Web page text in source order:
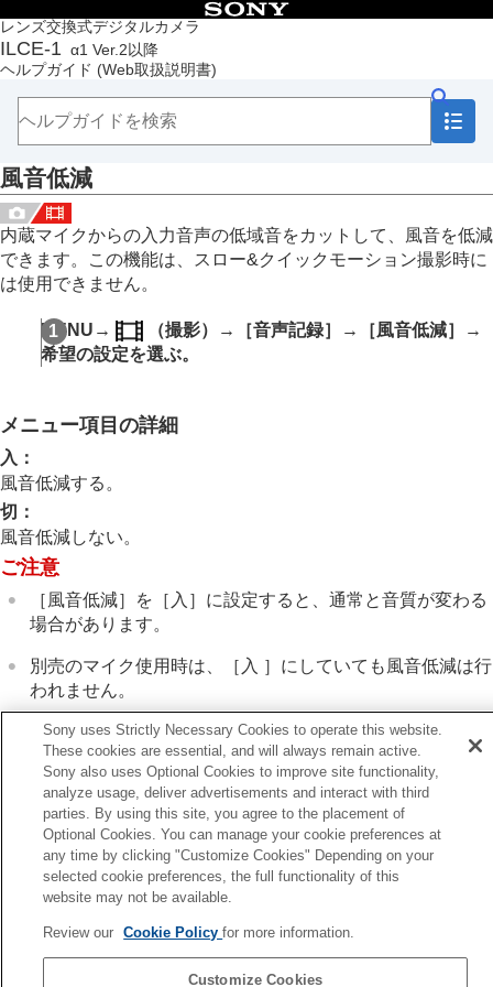
レンズ交換式デジタルカメラ
ILCE-1 α1 Ver.2以降
ヘルプガイド (Web取扱説明書)
目次
トップページ
ヘルプガイドの使いかた
本体と付属品を確認する
本機の基本操作
準備/基本的な撮影
MENU一覧から機能を探す
撮影機能を活用する
この章の目次
撮影モードを選ぶ
顔/瞳AF
フォーカス機能を使う
ホワイトバランス
ドライブモードを使う（連写/セルフタイマー）
画質や記録形式を設定する
シャッターの設定
ズームする
フラッシュを使う
手ブレを補正する
レンズ補正
撮影中の画面表示を設定する
動画の音声を記録する
音声記録
録音レベル
音声出力タイミング
風音低減
シューの音声設定
動画を撮影しながら静止画を切り出す
外部RAWレコーダーにRAW動画を出力する
風音低減
内蔵マイクからの入力音声の低域音をカットして、風音を低減
できます。この機能は、スロー&クイックモーション撮影時に
は使用できません。
MENU → （撮影）→ ［音声記録］ → ［風音低減］
→
希望の設定を選ぶ。
メニュー項目の詳細
入 ：
風音低減する。
切 ：
風音低減しない。
ご注意
［風音低減］ を ［入］ に設定すると、通常と音質が変わる
場合があります。
別売のマイク使用時は、 ［入 ］ にしていても風音低減は行
われません。
出力タイミング
次へ
シューの音声
ヘルプガイドをご覧ください。
Sony uses Strictly Necessary Cookies to operate this website.
These cookies are essential, and will always remain active.
Sony also uses Optional Cookies to improve site functionality,
analyze usage, deliver advertisements and interact with third
parties. By using this site, you agree to the placement of
Optional Cookies. You can manage your cookie preferences at
any time by clicking "Customize Cookies" Depending on your
selected cookie preferences, the full functionality of this
website may not be available.
Review our Cookie Policyfor more information.
Customize Cookies